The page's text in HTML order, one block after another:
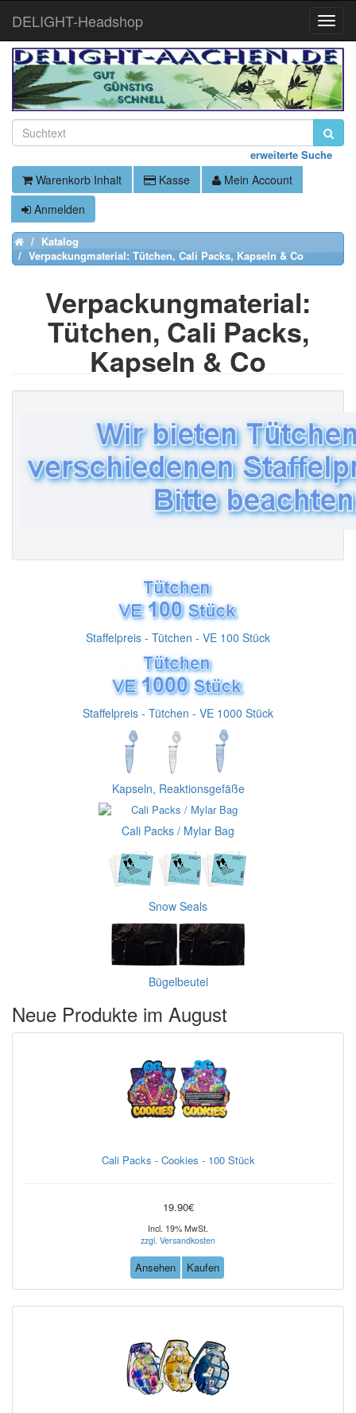
erweiterte Suche
Warenkorb Inhalt Kasse
Mein Account
Anmelden
HomeKatalog
Verpackungmaterial: Tütchen, Cali Packs, Kapseln & Co
Verpackungmaterial:
Tütchen, Cali Packs,
Kapseln & Co
Staffelpreis - Tütchen - VE 100 Stück
Staffelpreis - Tütchen - VE 1000 Stück
Kapseln, Reaktionsgefäße
Cali Packs / Mylar Bag
Snow Seals
Bügelbeutel
Neue Produkte im August
Cali Packs - Cookies - 100 Stück
19.90€
Incl. 19% MwSt.
zzgl. Versandkosten
Ansehen Kaufen
Toggle
DELIGHT-Headshop